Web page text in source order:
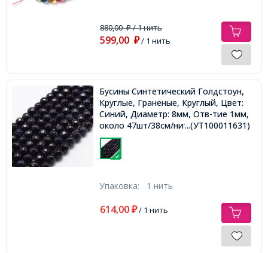
880,00₽/ 1 нить
599,00 ₽/ 1 нить
Бусины Синтетический Голдстоун,
Круглые, Граненые, Круглый, Цвет:
Синий, Диаметр: 8мм, Отв-тие 1мм,
около 47шт/38см/нить,...(УТ100011631)
Упаковка: 1 нить
614,00 ₽/ 1 нить